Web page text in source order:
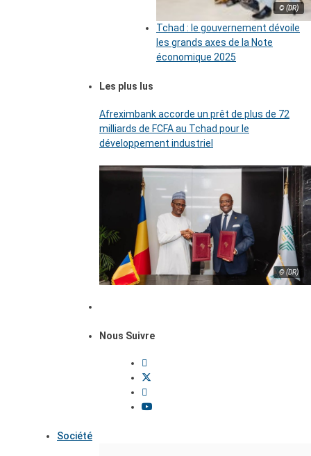
© (DR)
Tchad : le gouvernement dévoile
les grands axes de la Note
économique 2025
Les plus lus
Afreximbank accorde un prêt de plus de 72
milliards de FCFA au Tchad pour le
développement industriel
© (DR)
Nous Suivre
Société